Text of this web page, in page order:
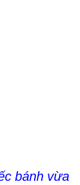
bánh vừa